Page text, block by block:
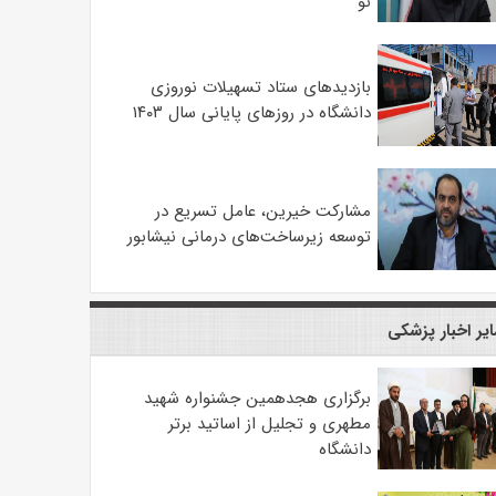
بازدیدهای ستاد تسهیلات نوروزی
دانشگاه در روزهای پایانی سال ۱۴۰۳
مشارکت خیرین، عامل تسریع در
توسعه زیرساخت‌های درمانی نیشابور
اخبار پزشکی
برگزاری هجدهمین جشنواره شهید
مطهری و تجلیل از اساتید برتر
دانشگاه